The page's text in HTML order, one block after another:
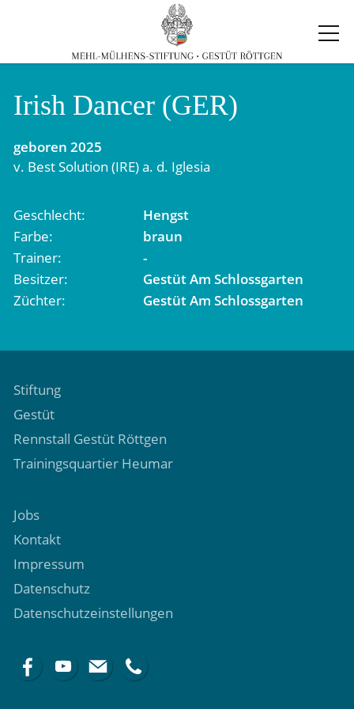
Irish Dancer (GER)
geboren 2025
v. Best Solution (IRE)a. d. Iglesia
Geschlecht
Hengst
Farbe
braun
Trainer
-
Besitzer
Gestüt Am Schlossgarten
Züchter
Gestüt Am Schlossgarten
Stiftung
Gestüt
Rennstall Gestüt Röttgen
Trainingsquartier Heumar
Jobs
Kontakt
Impressum
Datenschutz
Datenschutzeinstellungen